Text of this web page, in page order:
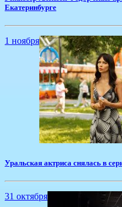
Екатеринбурге
1 ноября
​Уральская актриса снялась в
31 октября